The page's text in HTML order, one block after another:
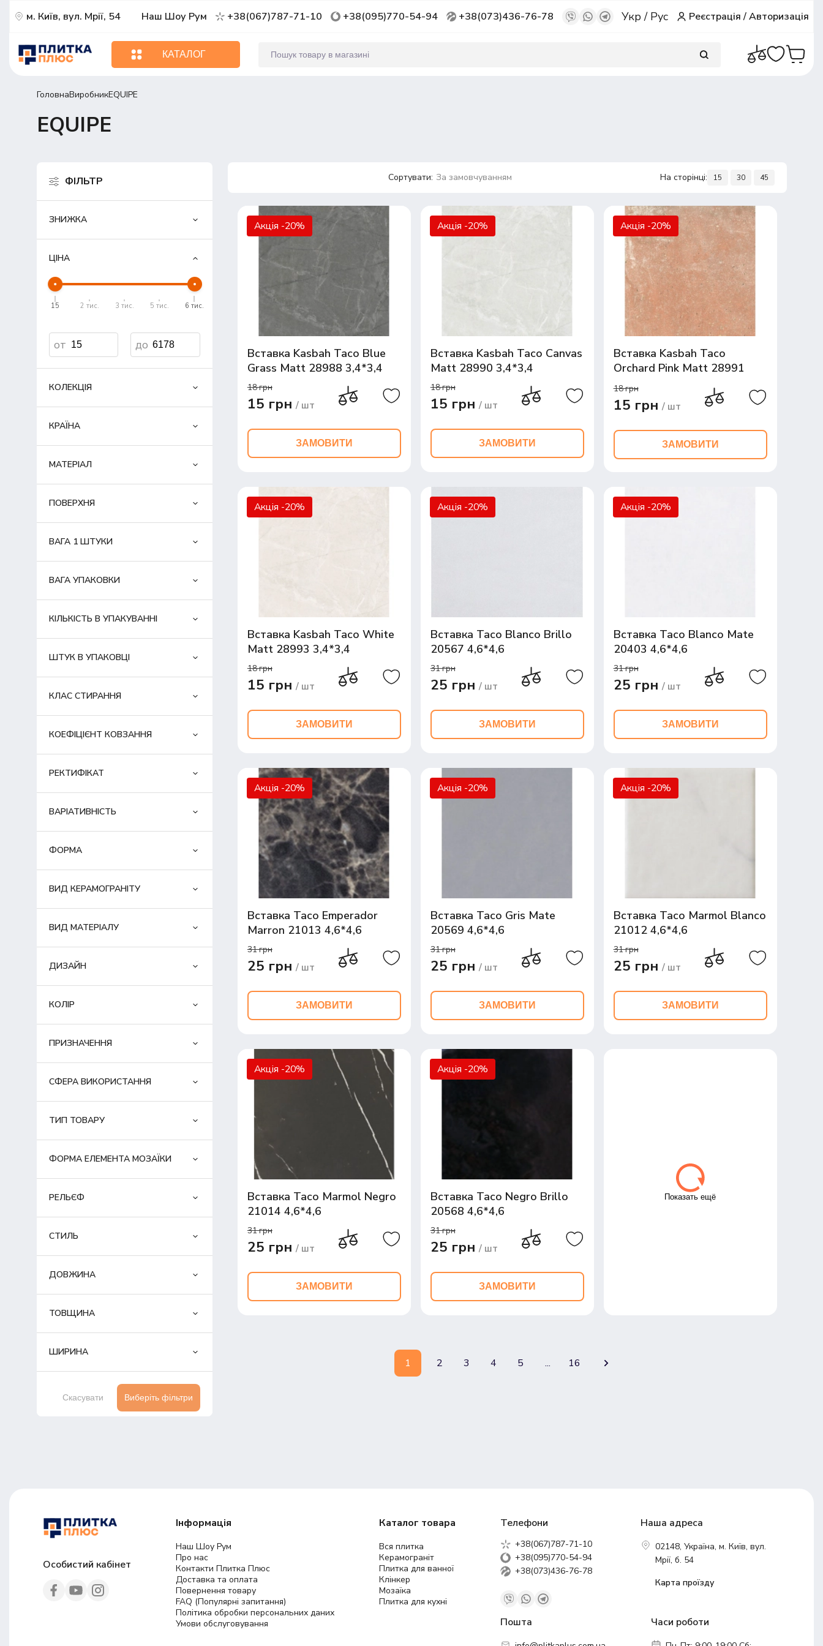
м. Київ, вул. Мрії, 54 Наш Шоу Рум +38(067)787-71-10 +38(095)770-54-94 +38(073)436-76-78 Укр/ Рус Реєстрація/Авторизація
КАТАЛОГ
ГоловнаВиробникEQUIPE
EQUIPE
ФІЛЬТР
ЗНИЖКА
ЦІНА
15 2 тис. 3 тис. 5 тис. 6 тис.
КОЛЕКЦІЯ
КРАЇНА
МАТЕРІАЛ
ПОВЕРХНЯ
ВАГА 1 ШТУКИ
ВАГА УПАКОВКИ
КІЛЬКІСТЬ В УПАКУВАННІ
ШТУК В УПАКОВЦІ
КЛАС СТИРАННЯ
КОЕФІЦІЄНТ КОВЗАННЯ
РЕКТИФІКАТ
ВАРІАТИВНІСТЬ
ФОРМА
ВИД КЕРАМОГРАНІТУ
ВИД МАТЕРІАЛУ
ДИЗАЙН
КОЛІР
ПРИЗНАЧЕННЯ
СФЕРА ВИКОРИСТАННЯ
ТИП ТОВАРУ
ФОРМА ЕЛЕМЕНТА МОЗАЇКИ
РЕЛЬЄФ
СТИЛЬ
ДОВЖИНА
ТОВЩИНА
ШИРИНА
Скасувати Виберіть фільтри
Сортувати: За замовчуванням На сторінці: 15 30 45
Акція -20%
Вставка Kasbah Taco Blue
Grass Matt 28988 3,4*3,4
18 грн
15 грн / шт
ЗАМОВИТИ
Акція -20%
Вставка Kasbah Taco Canvas
Matt 28990 3,4*3,4
18 грн
15 грн / шт
ЗАМОВИТИ
Акція -20%
Вставка Kasbah Taco
Orchard Pink Matt 28991
3,4*3,4
18 грн
15 грн / шт
ЗАМОВИТИ
Акція -20%
Вставка Kasbah Taco White
Matt 28993 3,4*3,4
18 грн
15 грн / шт
ЗАМОВИТИ
Акція -20%
Вставка Taco Blanco Brillo
20567 4,6*4,6
31 грн
25 грн / шт
ЗАМОВИТИ
Акція -20%
Вставка Taco Blanco Mate
20403 4,6*4,6
31 грн
25 грн / шт
ЗАМОВИТИ
Акція -20%
Вставка Taco Emperador
Marron 21013 4,6*4,6
31 грн
25 грн / шт
ЗАМОВИТИ
Акція -20%
Вставка Taco Gris Mate
20569 4,6*4,6
31 грн
25 грн / шт
ЗАМОВИТИ
Акція -20%
Вставка Taco Marmol Blanco
21012 4,6*4,6
31 грн
25 грн / шт
ЗАМОВИТИ
Акція -20%
Вставка Taco Marmol Negro
21014 4,6*4,6
31 грн
25 грн / шт
ЗАМОВИТИ
Акція -20%
Вставка Taco Negro Brillo
20568 4,6*4,6
31 грн
25 грн / шт
ЗАМОВИТИ
Показать ещё
1 2 3 4 5 ... 16
Особистий кабінет
Інформація
Наш Шоу Рум
Про нас
Контакти Плитка Плюс
Доставка та оплата
Повернення товару
FAQ (Популярні запитання)
Політика обробки персональних даних
Умови обслуговування
Каталог товара
Вся плитка
Керамограніт
Плитка для ванної
Клінкер
Мозаїка
Плитка для кухні
Телефони
+38(067)787-71-10
+38(095)770-54-94
+38(073)436-76-78
Наша адреса
02148, Україна, м. Київ, вул.
Мрії, б. 54
Карта проїзду
Пошта Часи роботи